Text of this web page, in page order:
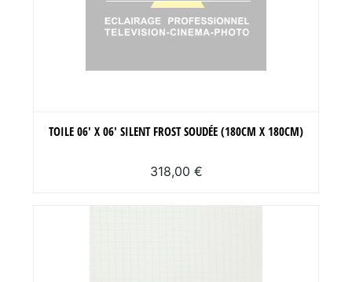
TOILE 06' X 06' SILENT FROST SOUDÉE (180CM X 180CM)
318,00 €